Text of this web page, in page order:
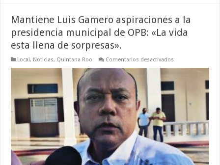
Mantiene Luis Gamero aspiraciones a la
presidencia municipal de OPB: «La vida
esta llena de sorpresas».
Local, Noticias, Quintana Roo Comentarios desactivados
a
presidencia
OPB:
«La
vida
esta
llena
de
sorpresas».